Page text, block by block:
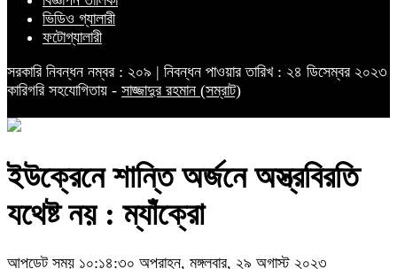
ভিডিও গ্যালারী
ফটোগ্যালারী
সরকারি নিবন্ধন নম্বর : ২০৯ | নিবন্ধন পাওয়ার তারিখ : ২৪ ডিসেম্বর ২০২৩
কারিগরি সহযোগিতায় - সাজ্জাদুর রহমান (সম্রাট)
ইউক্রেনে শান্তি অর্জনে অস্ত্রবিরতি
যথেষ্ট নয় : ম্যাঁক্রো
আপডেট সময় ১০:১৪:৩০ অপরাহ্ন, মঙ্গলবার, ২৯ অগাস্ট ২০২৩